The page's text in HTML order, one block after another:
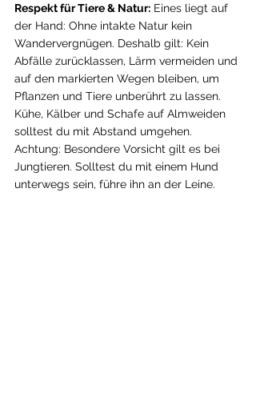
Respekt für Tiere & Natur: Eines liegt auf
der Hand: Ohne intakte Natur kein
Wandervergnügen. Deshalb gilt: Kein
Abfälle zurücklassen, Lärm vermeiden und
auf den markierten Wegen bleiben, um
Pflanzen und Tiere unberührt zu lassen.
Kühe, Kälber und Schafe auf Almweiden
solltest du mit Abstand umgehen.
Achtung: Besondere Vorsicht gilt es bei
Jungtieren. Solltest du mit einem Hund
unterwegs sein, führe ihn an der Leine.